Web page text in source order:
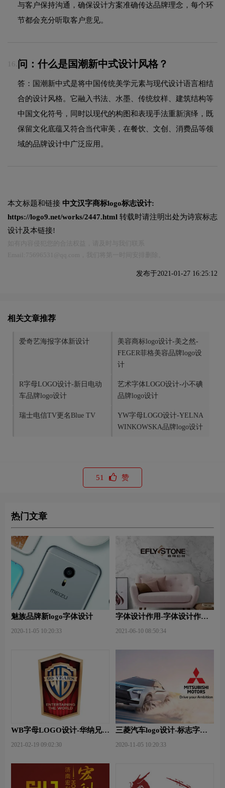
与客户保持沟通，确保设计方案准确传达品牌理念，每个环
节都会充分听取客户意见。
16. 问：什么是国潮新中式设计风格？
答：国潮新中式是将中国传统美学元素与现代设计语言相结
合的设计风格。它融入书法、水墨、传统纹样、建筑结构等
中国文化符号，同时以现代的构图和表现手法重新演绎，既
保留文化底蕴又符合当代审美，在餐饮、文创、消费品等领
域的品牌设计中广泛应用。
本文标题和链接 中文汉字商标logo标志设计:
https://logo9.net/works/2447.html 转载时请注明出处为诗宸标志
设计及本链接!
发布于2021-01-27 16:25:12
相关文章推荐
爱奇艺海报字体新设计
美容商标logo设计-美之然-
FEGER菲格美容品牌logo设
计
R字母LOGO设计-新日电动
车品牌logo设计
艺术字体LOGO设计-小不碘
品牌logo设计
瑞士电信TV更名Blue TV
YW字母LOGO设计-YELNA
WINKOWSKA品牌logo设计
51 赞
热门文章
魅族品牌新logo字体设计
2020-11-05 10:20:33
字体设计作用-字体设计作用
2021-06-10 08:50:34
WB字母LOGO设计-华纳兄弟
2021-02-19 09:02:30
三菱汽车logo设计-标志字体
口号
2020-11-05 10:20:33